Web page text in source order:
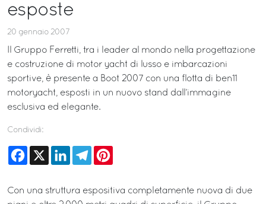
esposte
20 gennaio 2007
Il Gruppo Ferretti, tra i leader al mondo nella progettazione
e costruzione di motor yacht di lusso e imbarcazioni
sportive, è presente a Boot 2007 con una flotta di ben11
motoryacht, esposti in un nuovo stand dall’immagine
esclusiva ed elegante.
Condividi:
Facebook
X LinkedInTelegram
Con una struttura espositiva completamente nuova di due